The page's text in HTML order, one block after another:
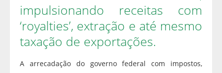
impulsionando receitas com
‘royalties’, extração e até mesmo
taxação de exportações.
A arrecadação do governo federal com impostos,